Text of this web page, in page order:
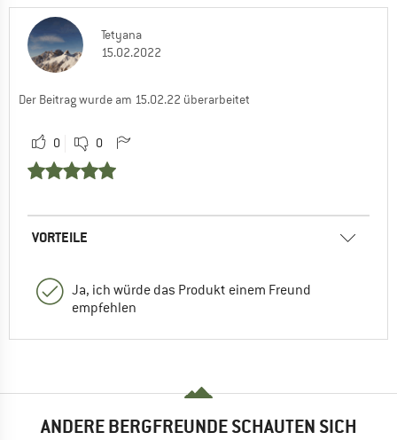
Tetyana
15.02.2022
Der Beitrag wurde am 15.02.22 überarbeitet
0 0
VORTEILE
Ja, ich würde das Produkt einem Freund
empfehlen
ANDERE BERGFREUNDE SCHAUTEN SICH